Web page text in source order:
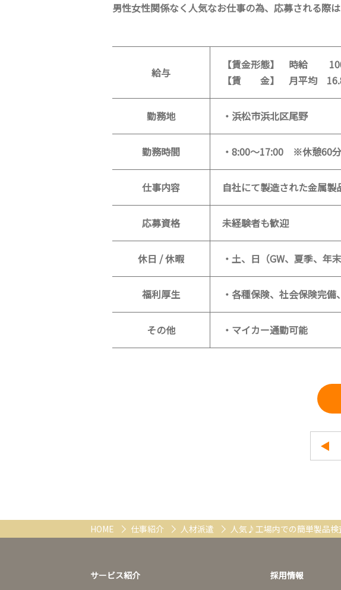
男性女性関係なく人気なお仕事の為、応募される際
給与
【賃金形態】 時給
【賃 金】 月平均 16.8
勤務地 ・浜松市浜北区尾野
勤務時間 ・8:00～17:00 ※休憩60
仕事内容 自社にて製造された金属
応募資格 未経験者も歓迎
休日 / 休暇 ・土、日（GW、夏季、年
福利厚生 ・各種保険、社会保険完
その他 ・マイカー通勤可能
HOME 仕事紹介 人材派遣 人気♪工場内での簡単製品
サービス紹介
採用情報